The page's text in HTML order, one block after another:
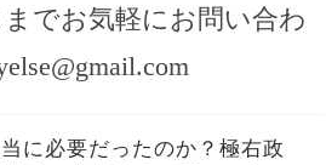
でお気軽にお問い合わ
に必要だったのか？極右政